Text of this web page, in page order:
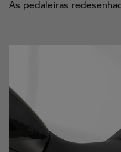
As pedaleiras